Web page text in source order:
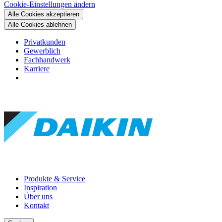
Cookie-Einstellungen ändern
Alle Cookies akzeptieren
Alle Cookies ablehnen
Privatkunden
Gewerblich
Fachhandwerk
Karriere
Produkte & Service
Inspiration
Über uns
Kontakt